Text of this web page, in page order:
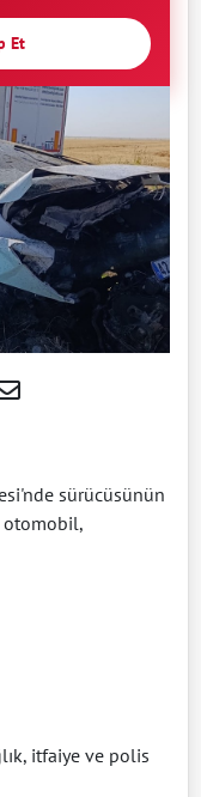
Et
sürücüsünün
otomobil,
itfaiye ve polis